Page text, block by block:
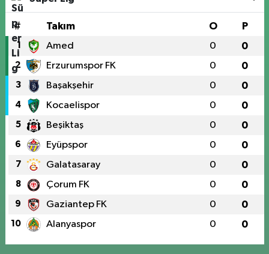
# Takım O P
1 Amed 0 0
2 Erzurumspor FK 0 0
3 Başakşehir 0 0
4 Kocaelispor 0 0
5 Beşiktaş 0 0
6 Eyüpspor 0 0
7 Galatasaray 0 0
8 Çorum FK 0 0
9 Gaziantep FK 0 0
10 Alanyaspor 0 0